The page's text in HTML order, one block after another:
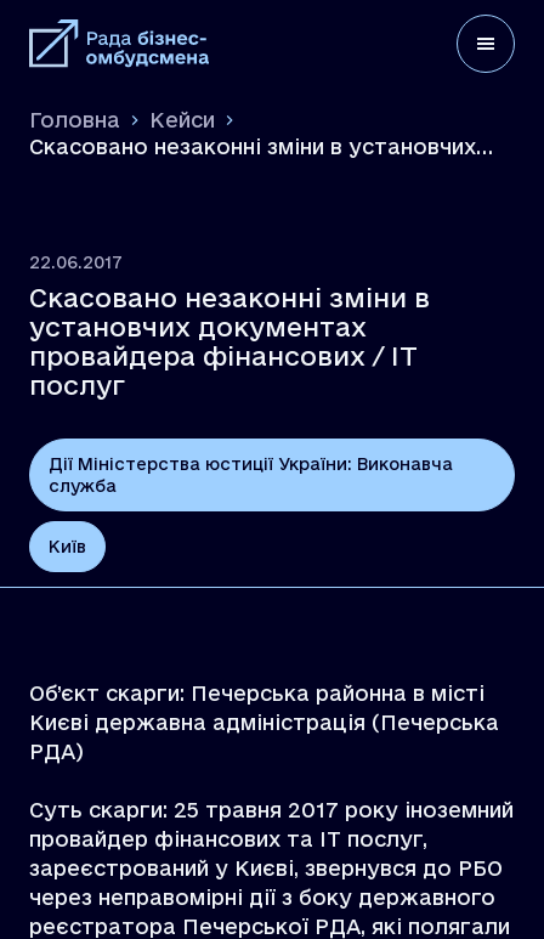
Головна
Кейси
Скасовано незаконні зміни в установчих
22.06.2017
Скасовано незаконні зміни в
установчих документах
провайдера фінансових / ІТ
послуг
Дії Міністерства юстиції України: Виконавча
служба
Київ
Об’єкт скарги: Печерська районна в місті
Києві державна адміністрація (Печерська
РДА)
Суть скарги: 25 травня 2017 року іноземний
провайдер фінансових та ІТ послуг,
зареєстрований у Києві, звернувся до РБО
через неправомірні дії з боку державного
реєстратора Печерської РДА, які полягали